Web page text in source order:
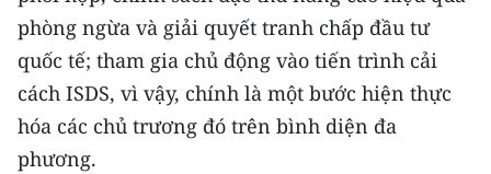
phòng ngừa và giải quyết tranh chấp đầu tư
quốc tế; tham gia chủ động vào tiến trình cải
cách ISDS, vì vậy, chính là một bước hiện thực
hóa các chủ trương đó trên bình diện đa
phương.